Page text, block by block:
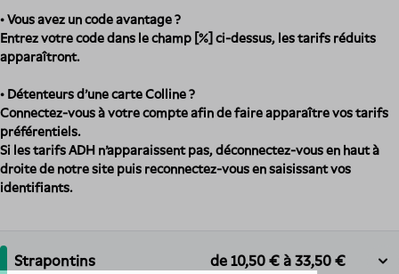
• Vous avez un code avantage ?
Entrez votre code dans le champ [%] ci-dessus, les tarifs réduits
apparaîtront.
• Détenteurs d'une carte Colline ?
Connectez-vous à votre compte afin de faire apparaître vos tarifs
préférentiels.
Si les tarifs ADH n'apparaissent pas, déconnectez-vous en haut à
droite de notre site puis reconnectez-vous en saisissant vos
identifiants.
Strapontins de 10,50 € à 33,50 €